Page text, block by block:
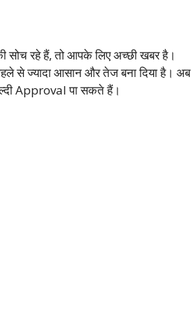
सोच रहे हैं, तो आपके लिए अच्छी खबर है।
से ज्यादा आसान और तेज बना दिया है। अब
Approval पा सकते हैं।